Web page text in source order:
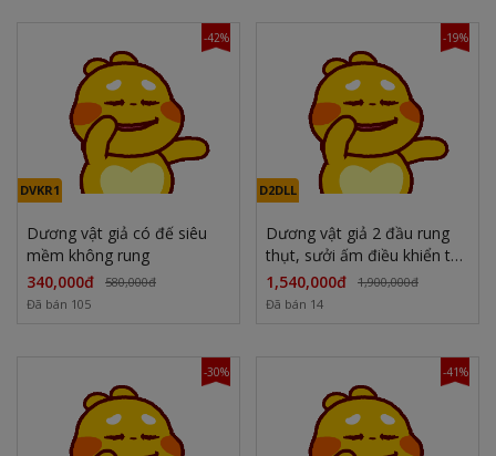
-42%
DVKR1
Dương vật giả có đế siêu
mềm không rung
340,000đ
580,000đ
Đã bán 105
-19%
D2DLL
Dương vật giả 2 đầu rung
thụt, sưởi ấm điều khiển từ
xa
1,540,000đ
1,900,000đ
Đã bán 14
-30% -41%